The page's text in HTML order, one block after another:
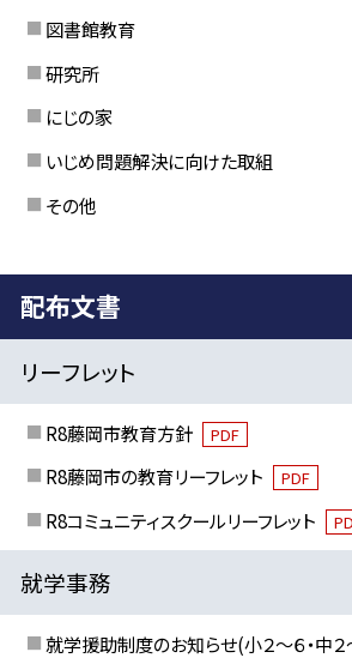
図書館教育
研究所
にじの家
いじめ問題解決に向けた取組
その他
配布文書
リーフレット
R8藤岡市教育方針 PDF
R8藤岡市の教育リーフレット PDF
R8コミュニティスクールリーフレット
就学事務
就学援助制度のお知らせ(小２～６・中２